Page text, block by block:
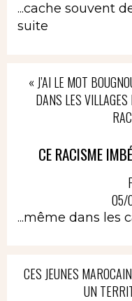
...cache souvent
suite
« J’AI LE MOT
DANS LES
CE RACISME
05/
...même dans les
CES JEUNES
UN